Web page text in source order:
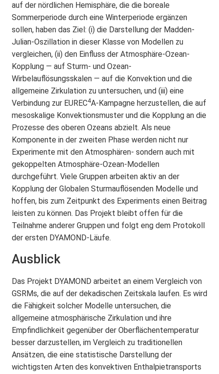
auf der nördlichen Hemisphäre, die die boreale
Sommerperiode durch eine Winterperiode ergänzen
sollen, haben das Ziel: (i) die Darstellung der Madden-
Julian-Oszillation in dieser Klasse von Modellen zu
vergleichen, (ii) den Einfluss der Atmosphäre-Ozean-
Kopplung — auf Sturm- und Ozean-
Wirbelauflösungsskalen — auf die Konvektion und die
allgemeine Zirkulation zu untersuchen, und (iii) eine
Verbindung zur EUREC4A-Kampagne herzustellen, die auf
mesoskalige Konvektionsmuster und die Kopplung an die
Prozesse des oberen Ozeans abzielt. Als neue
Komponente in der zweiten Phase werden nicht nur
Experimente mit den Atmosphären- sondern auch mit
gekoppelten Atmosphäre-Ozean-Modellen
durchgeführt. Viele Gruppen arbeiten aktiv an der
Kopplung der Globalen Sturmauflösenden Modelle und
hoffen, bis zum Zeitpunkt des Experiments einen Beitrag
leisten zu können. Das Projekt bleibt offen für die
Teilnahme anderer Gruppen und folgt eng dem Protokoll
der ersten DYAMOND-Läufe.
Ausblick
Das Projekt DYAMOND arbeitet an einem Vergleich von
GSRMs, die auf der dekadischen Zeitskala laufen. Es wird
die Fähigkeit solcher Modelle untersuchen, die
allgemeine atmosphärische Zirkulation und ihre
Empfindlichkeit gegenüber der Oberflächentemperatur
besser darzustellen, im Vergleich zu traditionellen
Ansätzen, die eine statistische Darstellung der
wichtigsten Arten des konvektiven Enthalpietransports